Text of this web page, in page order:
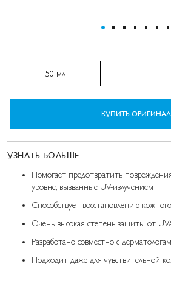
50 мл
КУПИТЬ ОРИГИНАЛ
УЗНАТЬ БОЛЬШЕ
Помогает предотвратить
уровне, вызванные UV-излучением
Способствует восстановлению
Очень высокая степень защиты от
Разработано совместно с
Подходит даже для чувствительной